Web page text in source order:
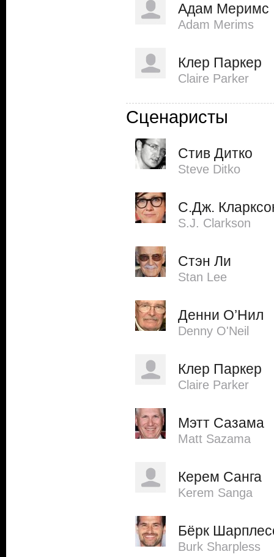
Адам Меримс
Adam Merims
Клер Паркер
Claire Parker
Сценаристы
Стив Дитко
Steve Ditko
С.Дж.
S.J. Clarkson
Стэн Ли
Stan Lee
Денни О’Нил
Denny O'Neil
Клер Паркер
Claire Parker
Мэтт Сазама
Matt Sazama
Керем Санга
Kerem Sanga
Бёрк
Burk Sharpless